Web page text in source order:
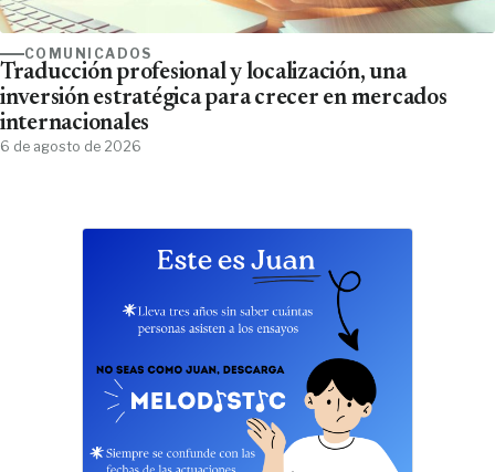
COMUNICADOS
Traducción profesional y localización, una
inversión estratégica para crecer en mercados
internacionales
6 de agosto de 2026